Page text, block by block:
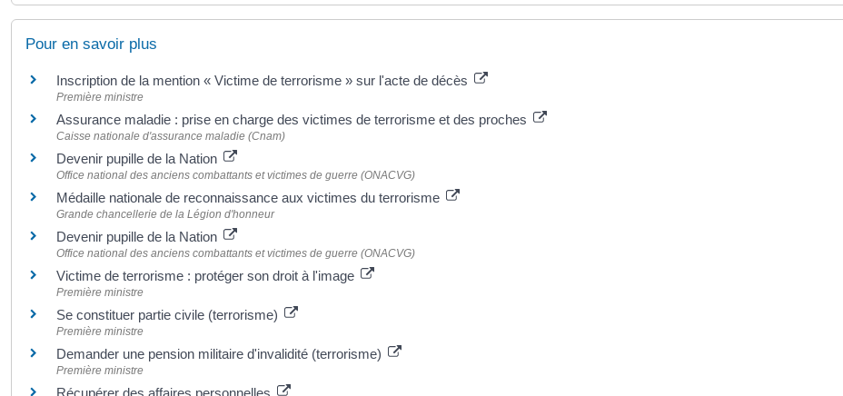
Pour en savoir plus
Inscription de la mention « Victime de terrorisme » sur l'acte de décès
Première ministre
Assurance maladie : prise en charge des victimes de terrorisme et des proches
Caisse nationale d'assurance maladie (Cnam)
Devenir pupille de la Nation
Office national des anciens combattants et victimes de guerre (ONACVG)
Médaille nationale de reconnaissance aux victimes du terrorisme
Grande chancellerie de la Légion d'honneur
Devenir pupille de la Nation
Office national des anciens combattants et victimes de guerre (ONACVG)
Victime de terrorisme : protéger son droit à l'image
Première ministre
Se constituer partie civile (terrorisme)
Première ministre
Demander une pension militaire d'invalidité (terrorisme)
Première ministre
Récupérer des affaires personnelles